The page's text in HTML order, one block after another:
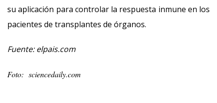
su aplicación para controlar la respuesta inmune en los
pacientes de transplantes de órganos.
Fuente: elpais.com
Foto: sciencedaily.com